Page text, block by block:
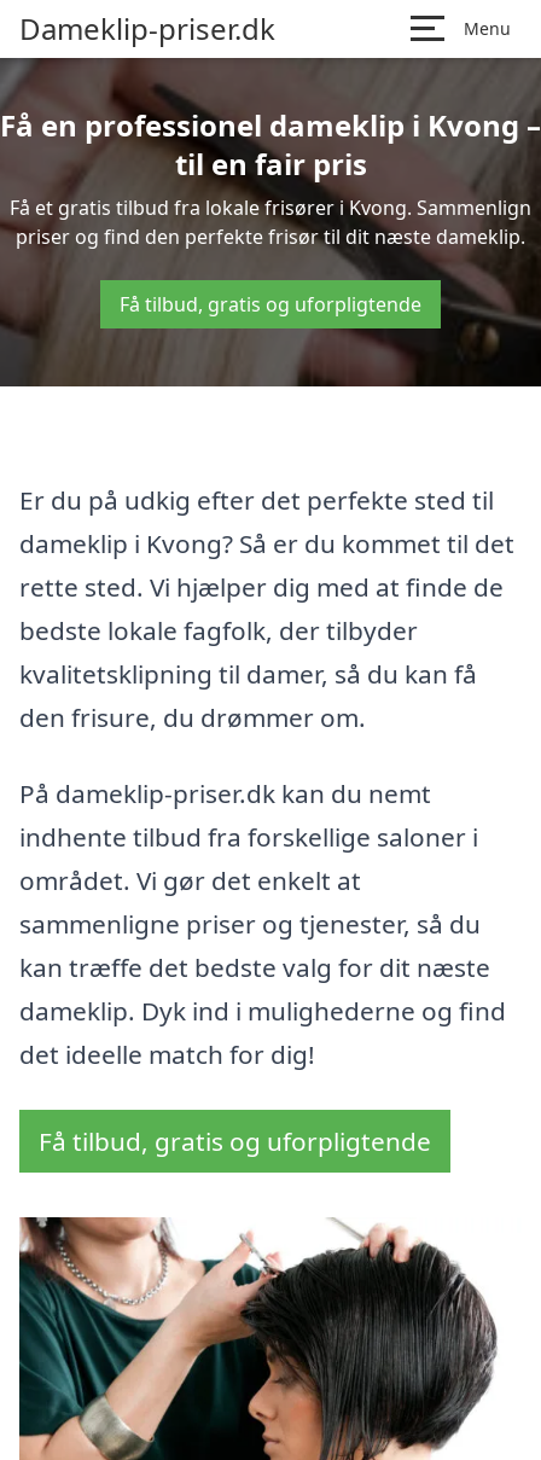
Dameklip-priser.dk Menu
Få en professionel dameklip i Kvong –
til en fair pris
Få et gratis tilbud fra lokale frisører i Kvong. Sammenlign
priser og find den perfekte frisør til dit næste dameklip.
Få tilbud, gratis og uforpligtende
Er du på udkig efter det perfekte sted til
dameklip i Kvong? Så er du kommet til det
rette sted. Vi hjælper dig med at finde de
bedste lokale fagfolk, der tilbyder
kvalitetsklipning til damer, så du kan få
den frisure, du drømmer om.
På dameklip-priser.dk kan du nemt
indhente tilbud fra forskellige saloner i
området. Vi gør det enkelt at
sammenligne priser og tjenester, så du
kan træffe det bedste valg for dit næste
dameklip. Dyk ind i mulighederne og find
det ideelle match for dig!
Få tilbud, gratis og uforpligtende